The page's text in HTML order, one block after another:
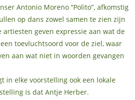
Antonio Moreno “Polito”, afkomstig
op dans zowel samen te zien zijn
artiesten geven expressie aan wat de
toevluchtsoord voor de ziel, waar
aan wat niet in woorden gevangen
in elke voorstelling ook een lokale
is dat Antje Herber.